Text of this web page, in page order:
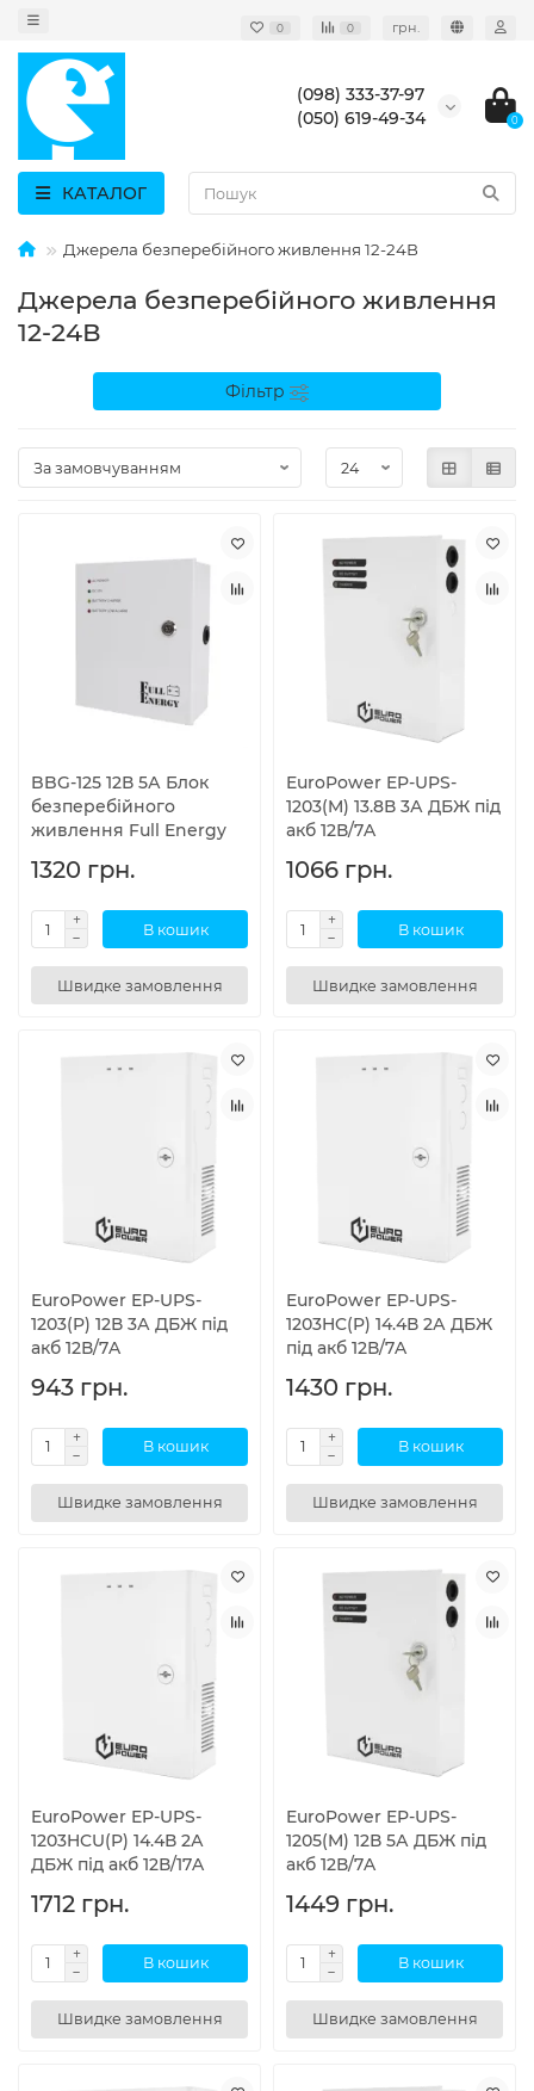
0 0 грн.
(098) 333-37-97
(050) 619-49-34
0
КАТАЛОГ
Джерела безперебійного живлення 12-24В
Джерела безперебійного живлення
12-24В
Фільтр
BBG-125 12В 5А Блок
безперебійного
живлення Full Energy
1320 грн.
В кошик
Швидке замовлення
EuroPower EP-UPS-
1203(M) 13.8В 3А ДБЖ під
акб 12В/7A
1066 грн.
В кошик
Швидке замовлення
EuroPower EP-UPS-
1203(P) 12В 3А ДБЖ під
акб 12В/7A
943 грн.
В кошик
Швидке замовлення
EuroPower EP-UPS-
1203HC(P) 14.4В 2А ДБЖ
під акб 12В/7A
1430 грн.
В кошик
Швидке замовлення
EuroPower EP-UPS-
1203HCU(P) 14.4В 2А
ДБЖ під акб 12В/17A
1712 грн.
В кошик
Швидке замовлення
EuroPower EP-UPS-
1205(M) 12В 5А ДБЖ під
акб 12В/7A
1449 грн.
В кошик
Швидке замовлення